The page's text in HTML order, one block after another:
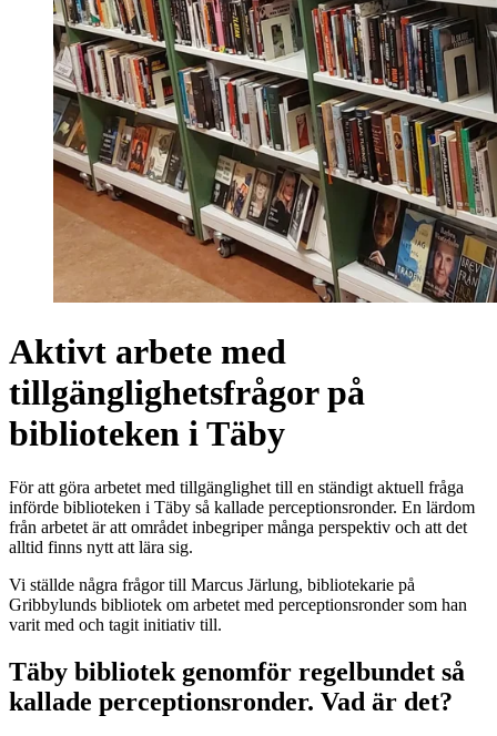
Aktivt arbete med
tillgänglighetsfrågor på
biblioteken i Täby
För att göra arbetet med tillgänglighet till en ständigt aktuell fråga
införde biblioteken i Täby så kallade perceptionsronder. En lärdom
från arbetet är att området inbegriper många perspektiv och att det
alltid finns nytt att lära sig.
Vi ställde några frågor till Marcus Järlung, bibliotekarie på
Gribbylunds bibliotek om arbetet med perceptionsronder som han
varit med och tagit initiativ till.
Täby bibliotek genomför regelbundet så
kallade perceptionsronder. Vad är det?